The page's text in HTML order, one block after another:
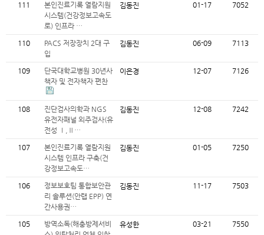
111
본인진료기록 열람지원
시스템(건강정보고속도
로) 인프라 …
김동진 01-17 7052
110
PACS 저장장치 2대 구
입
김동진 06-09 7113
109
단국대학교병원 30년사
책자 및 전자책자 편찬
이은경 12-07 7126
108
진단검사의학과 NGS
유전자패널 외주검사(유
전성 Ⅰ,Ⅱ…
김동진 12-08 7242
107
본인진료기록 열람지원
시스템 인프라 구축(건
강정보고속도…
김동진 01-05 7250
106
정보보호팀 통합보안관
리 솔루션(안랩 EPP) 연
간사용권…
김동진 11-17 7503
105
방역소독(해충방제서비
유성한 03-21 7550